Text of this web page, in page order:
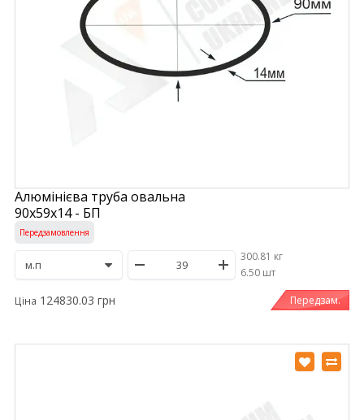
Алюмінієва труба овальна
90х59х14 - БП
Передзамовлення
300.81 кг
/6.50 шт
Ціна 124830.03 грн Передзам.